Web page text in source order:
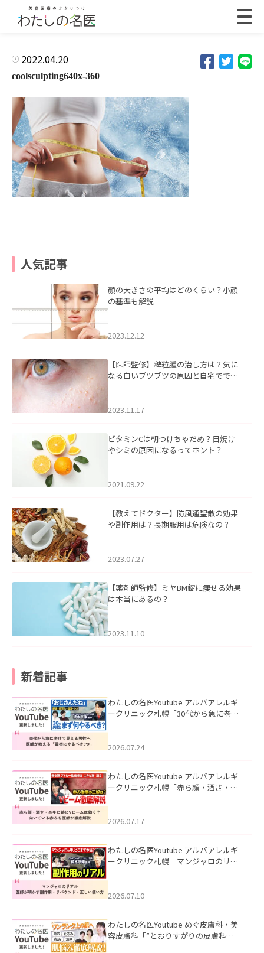
2022.04.20
coolsculpting640x-360
人気記事
顔の大きさの平均はどのくらい？小顔
の基準も解説
2023.12.12
【医師監修】稗粒腫の治し方は？気に
なる白いブツブツの原因と自宅ででき
2023.11.17
ビタミンCは朝つけちゃだめ？日焼け
やシミの原因になるってホント？
2021.09.22
【教えてドクター】防風通聖散の効果
や副作用は？長期服用は危険なの？
2023.07.27
【薬剤師監修】ミヤBM錠に痩せる効果
は本当にあるの？
2023.11.10
新着記事
わたしの名医Youtube アルバアレルギ
ークリニック札幌「30代から急に老け
た。
2026.07.24
わたしの名医Youtube アルバアレルギ
ークリニック札幌「赤ら顔・酒さ・ニ
した。
2026.07.17
わたしの名医Youtube アルバアレルギ
ークリニック札幌「マンジャロのリア
た。
2026.07.10
わたしの名医Youtube めぐ皮膚科・美
容皮膚科「”とおりすがりの皮膚科